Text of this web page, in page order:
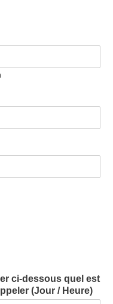
ci-dessous quel est
(Jour / Heure)